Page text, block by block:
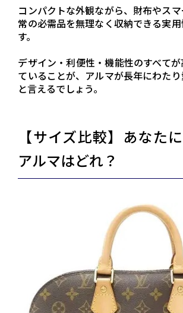
コンパクトな外観ながら、財布やス
常の必需品を無理なく収納できる実
す。
デザイン・利便性・機能性のすべて
ていることが、アルマが長年にわた
と言えるでしょう。
【サイズ比較】あなた
アルマはどれ？